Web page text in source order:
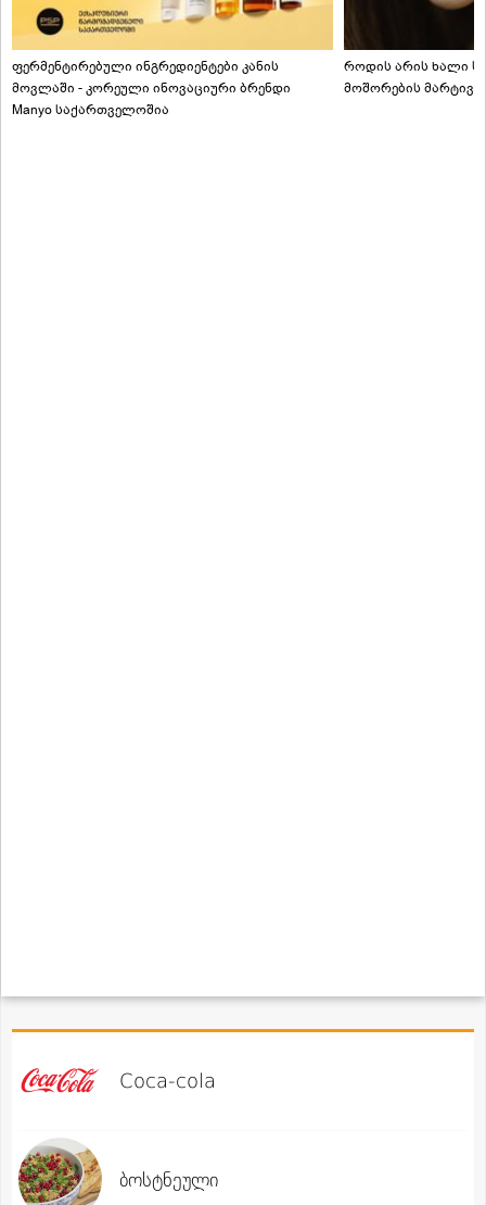
ფერმენტირებული ინგრედიენტები კანის
მოვლაში - კორეული ინოვაციური ბრენდი
Manyo საქართველოშია
როდის არის ხალი
მოშორების
Coca-cola
ბოსტნეული